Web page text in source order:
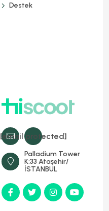
[email protected]
Palladium Tower
K:33 Ataşehir/
İSTANBUL
Destek